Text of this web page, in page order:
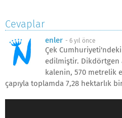
Cevaplar
enler - 6 yıl önce
Çek
edilmiştir.
kalenin, 570 metrelik
çapıyla toplamda 7,28 hektarlık